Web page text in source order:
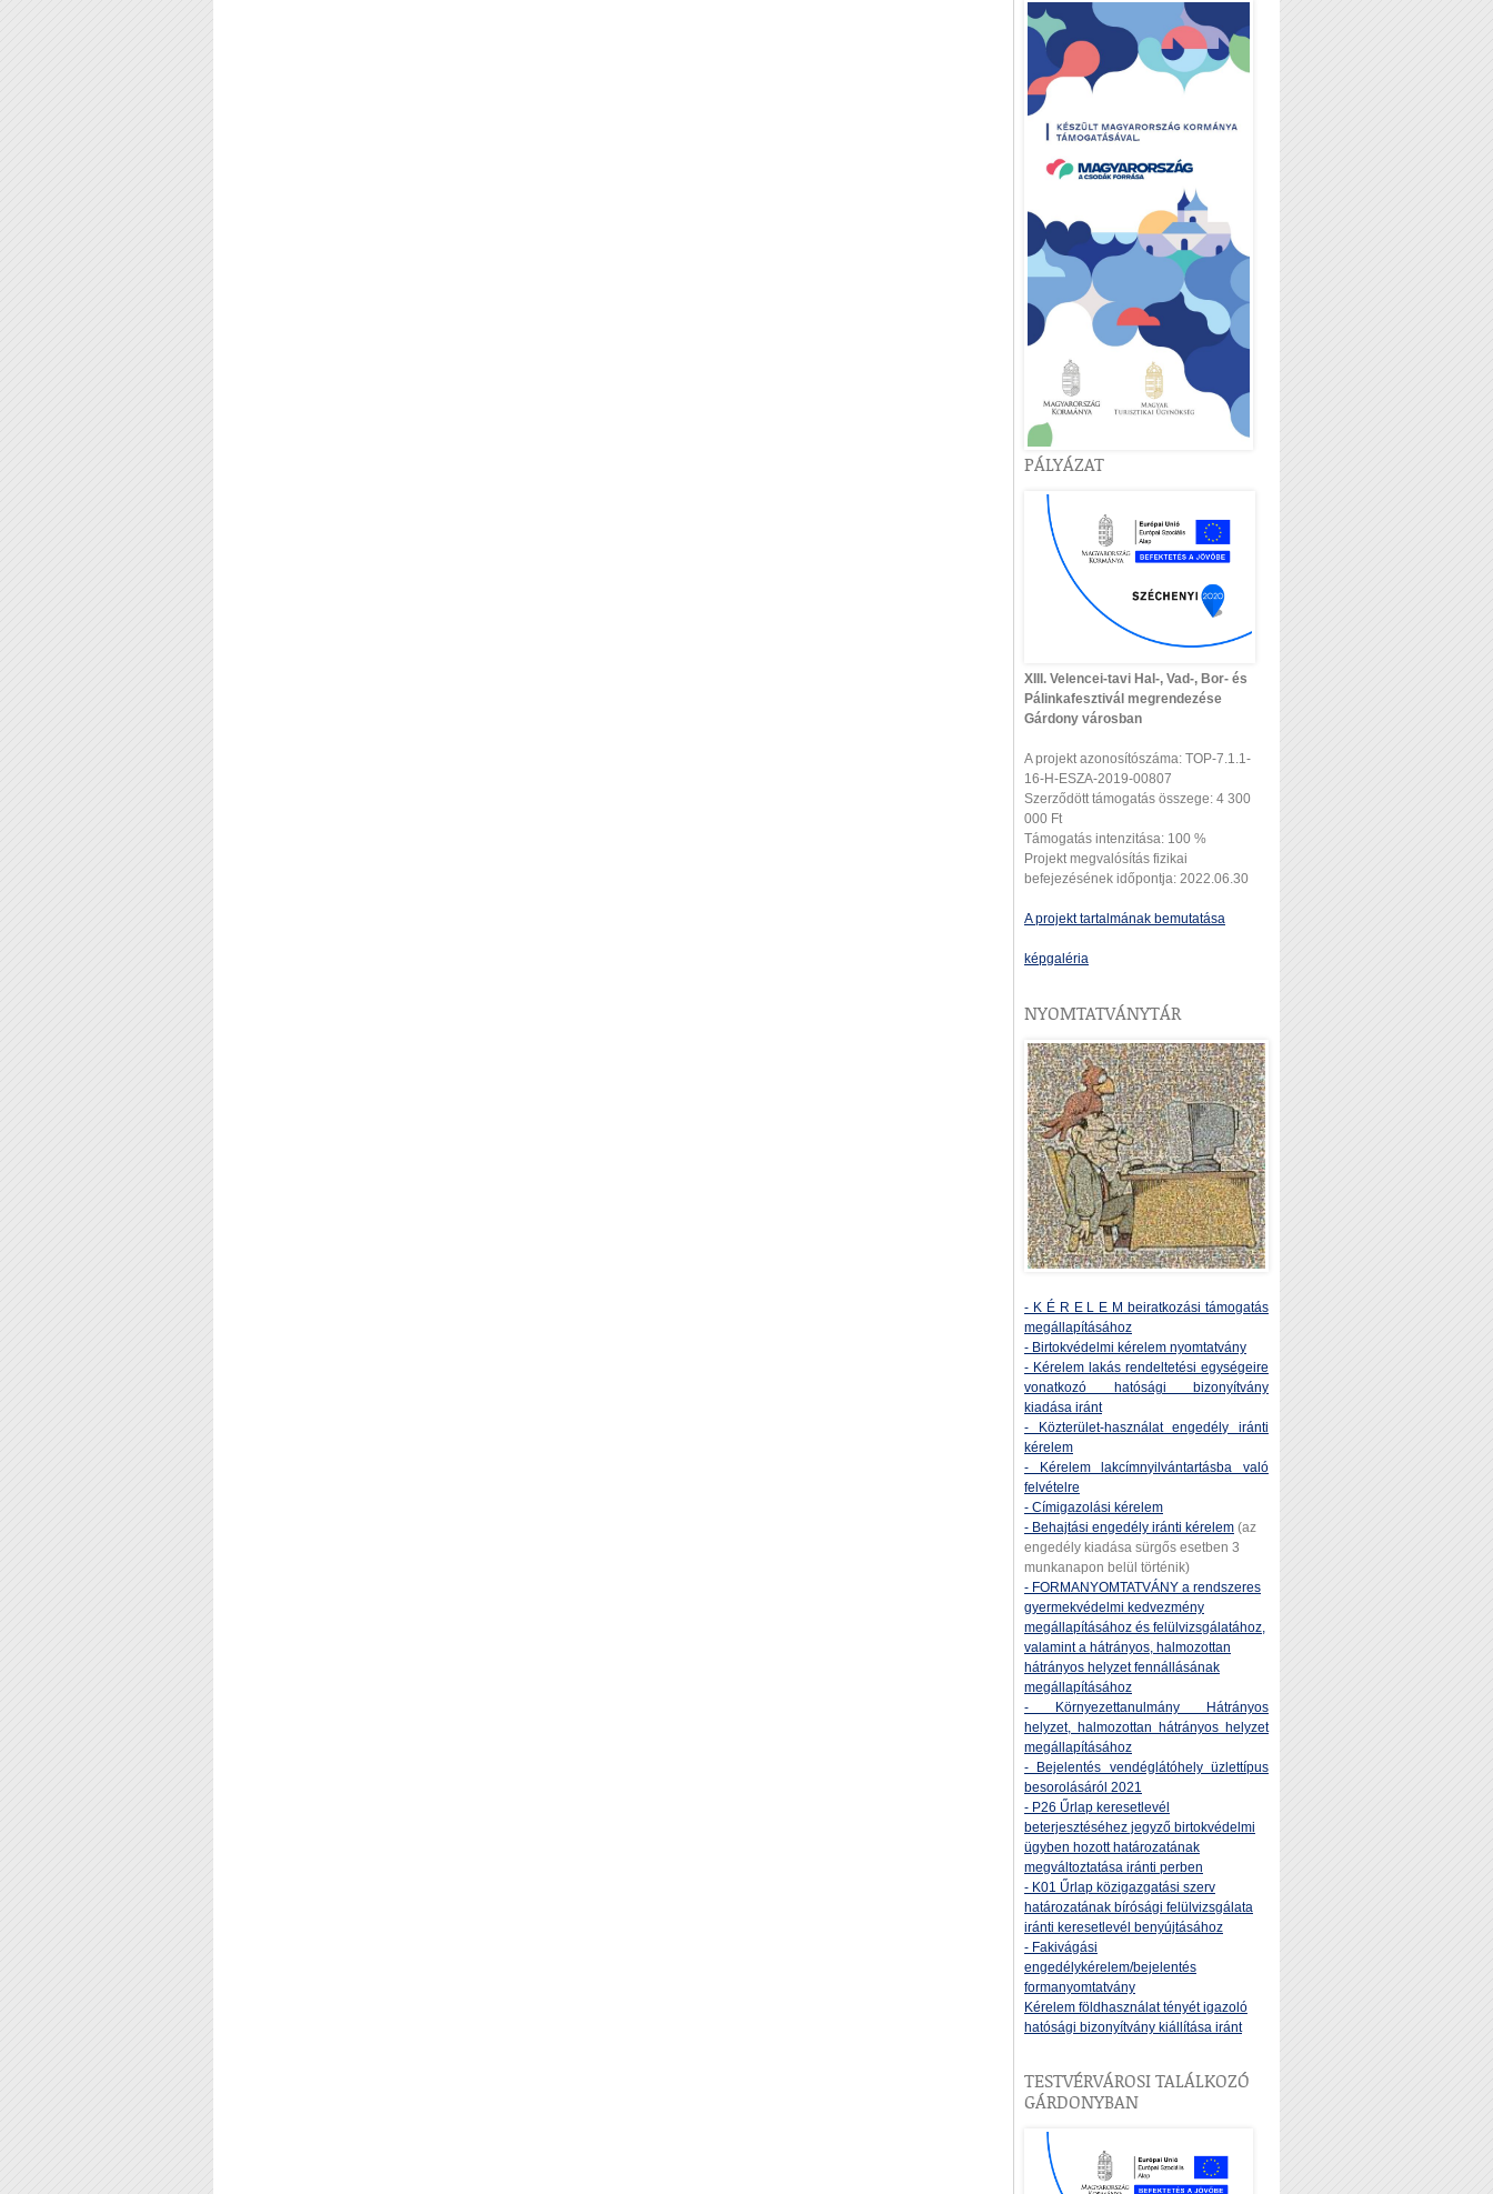
PÁLYÁZAT
XIII. Velencei-tavi Hal-, Vad-, Bor- és
Pálinkafesztivál megrendezése
Gárdony városban
A projekt azonosítószáma: TOP-7.1.1-
16-H-ESZA-2019-00807
Szerződött támogatás összege: 4 300
000 Ft
Támogatás intenzitása: 100 %
Projekt megvalósítás fizikai
befejezésének időpontja: 2022.06.30
A projekt tartalmának bemutatása
képgaléria
NYOMTATVÁNYTÁR
- K É R E L E M beiratkozási támogatás
megállapításához
- Birtokvédelmi kérelem nyomtatvány
- Kérelem lakás rendeltetési egységeire
vonatkozó hatósági bizonyítvány
kiadása iránt
- Közterület-használat engedély iránti
kérelem
- Kérelem lakcímnyilvántartásba való
felvételre
- Címigazolási kérelem
- Behajtási engedély iránti kérelem (az
engedély kiadása sürgős esetben 3
munkanapon belül történik)
- FORMANYOMTATVÁNY a rendszeres
gyermekvédelmi kedvezmény
megállapításához és felülvizsgálatához,
valamint a hátrányos, halmozottan
hátrányos helyzet fennállásának
megállapításához
- Környezettanulmány Hátrányos
helyzet, halmozottan hátrányos helyzet
megállapításához
- Bejelentés vendéglátóhely üzlettípus
besorolásáról 2021
- P26 Űrlap keresetlevél
beterjesztéséhez jegyző birtokvédelmi
ügyben hozott határozatának
megváltoztatása iránti perben
- K01 Űrlap közigazgatási szerv
határozatának bírósági felülvizsgálata
iránti keresetlevél benyújtásához
- Fakivágási
engedélykérelem/bejelentés
formanyomtatvány
Kérelem földhasználat tényét igazoló
hatósági bizonyítvány kiállítása iránt
TESTVÉRVÁROSI TALÁLKOZÓ
GÁRDONYBAN